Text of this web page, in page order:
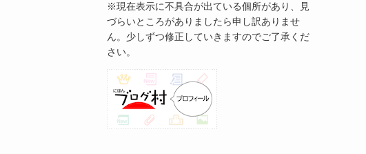
※現在表示に不具合が出ている個所があり、見
づらいところがありましたら申し訳ありませ
ん。少しずつ修正していきますのでご了承くだ
さい。